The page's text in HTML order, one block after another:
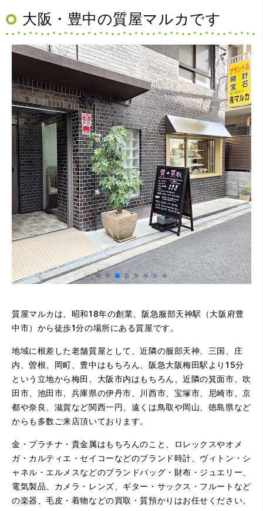
大阪・豊中の質屋マルカです
質屋マルカは、昭和18年の創業、阪急服部天神駅（大阪府豊
中市）から徒歩1分の場所にある質屋です。
地域に根差した老舗質屋として、近隣の服部天神、三国、庄
内、曽根、岡町、豊中はもちろん、阪急大阪梅田駅より15分
という立地から梅田、大阪市内はもちろん、近隣の箕面市、吹
田市、池田市、兵庫県の伊丹市、川西市、宝塚市、尼崎市、京
都や奈良、滋賀など関西一円、遠くは鳥取や岡山、徳島県など
からも多数ご来店頂いております。
金・プラチナ・貴金属はもちろんのこと、ロレックスやオメ
ガ・カルティエ・セイコーなどのブランド時計、ヴィトン・シ
ャネル・エルメスなどのブランドバッグ・財布・ジュエリー、
電気製品、カメラ・レンズ、ギター・サックス・フルートなど
の楽器、毛皮・着物などの買取・質預かりはお任せください。